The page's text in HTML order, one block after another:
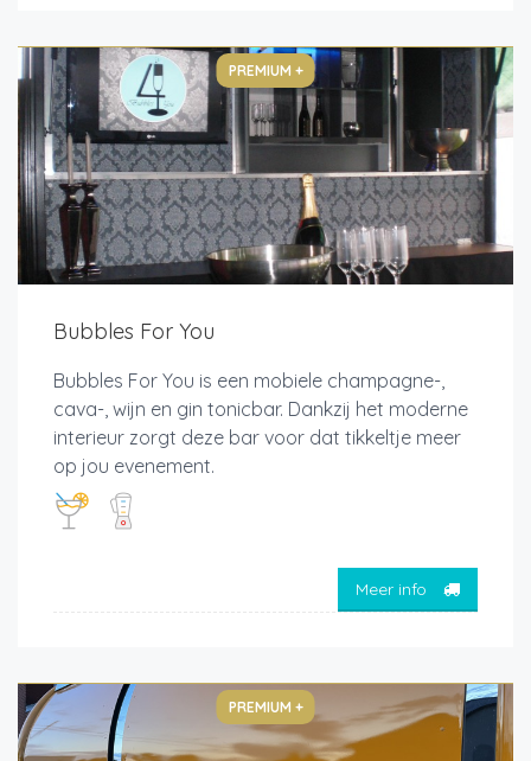
PREMIUM +
Bubbles For You
Bubbles For You is een mobiele champagne-,
cava-, wijn en gin tonicbar. Dankzij het moderne
interieur zorgt deze bar voor dat tikkeltje meer
op jou evenement.
Meer info
PREMIUM +